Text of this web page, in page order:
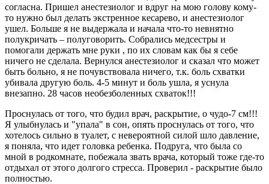
согласна. Пришел анестезиолог и вдруг на мою голову кому-
то нужно был делать экстренное кесарево, и анестезиолог
ушел. Больше я не выдержала и начала что-то невнятно
полукричать – полуговорить. Собрались медсестры и
помогали держать мне руки , по их словам как бы я себе
ничего не сделала. Вернулся анестезиолог и сказал что может
быть больно, я не почувствовала ничего, т.к. боль схватки
убивала другую боль. 4-5 минут и боль ушла, я уснула
внезапно. 28 часов необезболенных схваток!!!
Проснулась от того, что будил врач, раскрытие, о чудо-7 см!!!
Я улыбнулась и "упала" в сон, опять проснулась от того, что
хотелось сильно в туалет, с невероятной силой шло давление,
я поняла, что идет головка ребенка. Подруга, что была со
мной в родкомнате, побежала звать врача, который тоже где-то
отдыхал от этого долгого стресса. Проверил - раскрытие было
полностью.